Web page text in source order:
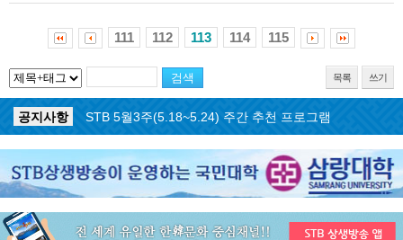
111 112 113 114 115
목록 쓰기
공지사항 ON AIR 서비스 장애 복구 안내
공지사항
STB 5월4주(5.25~5.31) 주간 추천 프로그램
공지사항
STB 5월3주(5.18~5.24) 주간 추천 프로그램
공지사항
STB 4월마지막주(4.27~5.3) 주간 추천 프로그램
STB 4월4주(4.20~4.26) 주간 추천 프로그램
공지사항
STB 4월2주(4.6~4.12) 주간 추천 프로그램
공지사항
STB 4월1주(3.30~4.5) 주간 추천 프로그램
공지사항
STB 3월4주(3.23~3.29) 주간 추천 프로그램